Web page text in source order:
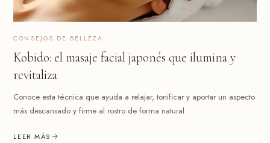
CONSEJOS DE BELLEZA
Kobido: el masaje facial japonés que ilumina y
revitaliza
Conoce esta técnica que ayuda a relajar, tonificar y aportar un aspecto
más descansado y firme al rostro de forma natural.
LEER MÁS